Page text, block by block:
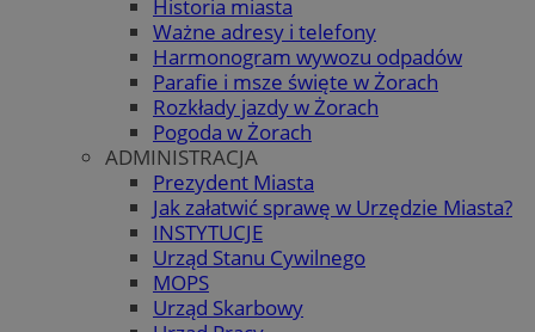
Historia miasta
Ważne adresy i telefony
Harmonogram wywozu odpadów
Parafie i msze święte w Żorach
Rozkłady jazdy w Żorach
Pogoda w Żorach
ADMINISTRACJA
Prezydent Miasta
Jak załatwić sprawę w Urzędzie Miasta?
INSTYTUCJE
Urząd Stanu Cywilnego
MOPS
Urząd Skarbowy